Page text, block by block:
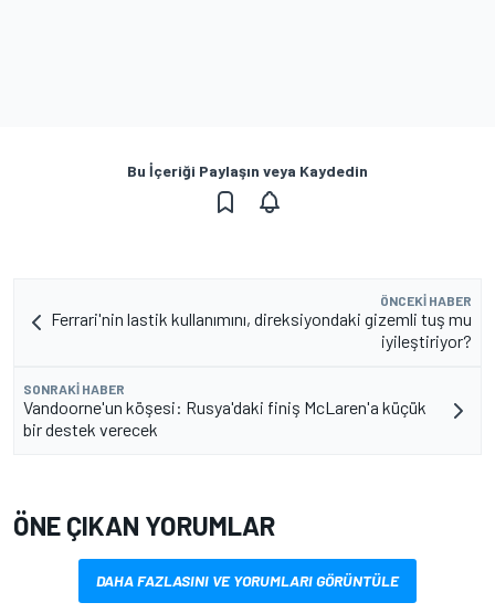
Bu İçeriği Paylaşın veya Kaydedin
ÖNCEKI HABER
Ferrari'nin lastik kullanımını, direksiyondaki gizemli tuş mu
iyileştiriyor?
SONRAKI HABER
Vandoorne'un köşesi: Rusya'daki finiş McLaren'a küçük
bir destek verecek
ÖNE ÇIKAN YORUMLAR
DAHA FAZLASINI VE YORUMLARI GÖRÜNTÜLE